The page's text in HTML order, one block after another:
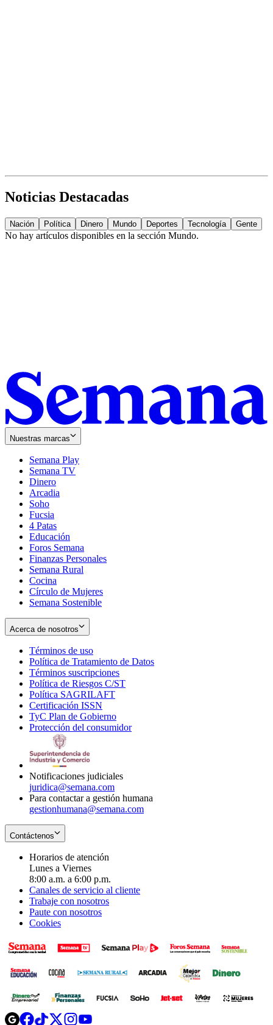
Noticias Destacadas
Nación Política Dinero Mundo Deportes Tecnología Gente
No hay artículos disponibles en la sección Mundo.
Nuestras marcas
Semana Play
Semana TV
Dinero
Arcadia
Soho
in
new
window
Fucsia
in
new
window
4 Patas
Educación
Foros Semana
Finanzas Personales
Semana Rural
Cocina
Círculo de Mujeres
Semana Sostenible
Acerca de nosotros
Términos de uso
in
new
window
Política de Tratamiento de Datos
Términos suscripciones
in
Política de Riesgos C/ST
Política SAGRILAFT
new
window
Certificación ISSN
in
new
TyC Plan de Gobierno
in
Protección del consumidorOpens
Notificaciones judiciales
juridica@semana.com
Para contactar a gestión humana
gestionhumana@semana.com
Contáctenos
Horarios de atención
Lunes a Viernes
8:00 a.m. a 6:00 p.m.
Canales de servicio al cliente
Trabaje con nosotros
Paute con nosotros
Cookies
OpensOpensOpensOpens